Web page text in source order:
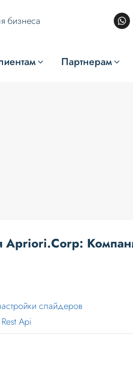
бизнеса
Партнерам
Apriori.Corp:
слайдеров
Api